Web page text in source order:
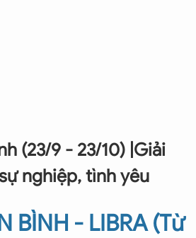
(23/9 - 23/10) |Giải
nghiệp, tình yêu
BÌNH - LIBRA (Từ